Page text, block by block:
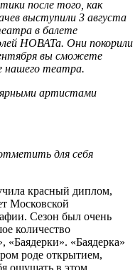
после того, как
выступили 3 августа
в балете
НОВАТа. Они покорили
вы сможете
нашего театра.
артистами
для себя
красный диплом,
Московской
Сезон был очень
количество
«Баядерка»
роде открытием,
ощущать в этом